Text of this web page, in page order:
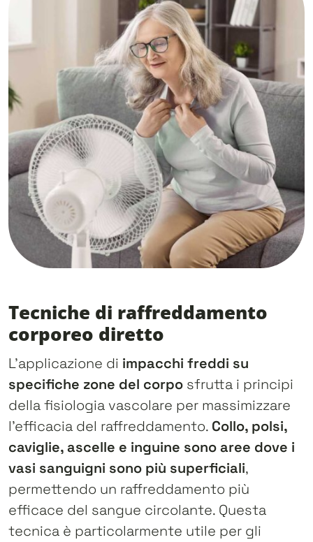
Tecniche di raffreddamento
corporeo diretto
L’applicazione di impacchi freddi su
specifiche zone del corpo sfrutta i principi
della fisiologia vascolare per massimizzare
l’efficacia del raffreddamento. Collo, polsi,
caviglie, ascelle e inguine sono aree dove i
vasi sanguigni sono più superficiali,
permettendo un raffreddamento più
efficace del sangue circolante. Questa
tecnica è particolarmente utile per gli